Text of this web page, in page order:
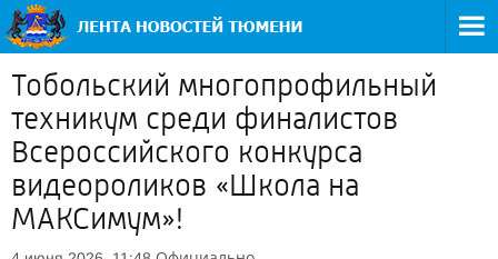
Тобольский многопрофильный
техникум среди финалистов
Всероссийского конкурса
видеороликов «Школа на
МАКСимум»!